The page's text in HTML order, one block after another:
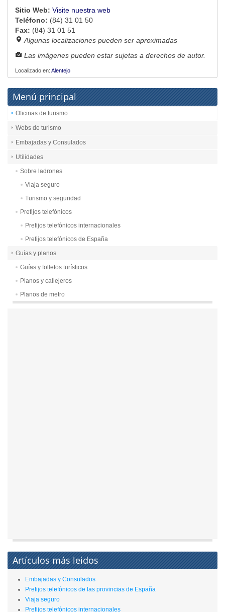
Sitio Web: Visite nuestra web
Teléfono: (84) 31 01 50
Fax: (84) 31 01 51
Algunas localizaciones pueden ser aproximadas
Las imágenes pueden estar sujetas a derechos de autor.
Localizado en: Alentejo
Menú principal
Oficinas de turismo
Webs de turismo
Embajadas y Consulados
Utilidades
Sobre ladrones
Viaja seguro
Turismo y seguridad
Prefijos telefónicos
Prefijos telefónicos internacionales
Prefijos telefónicos de España
Guías y planos
Guías y folletos turísticos
Planos y callejeros
Planos de metro
Artículos más leidos
Embajadas y Consulados
Prefijos telefónicos de las provincias de España
Viaja seguro
Prefijos telefónicos internacionales